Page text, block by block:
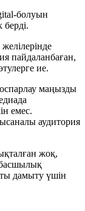
болуын
берді.
пайдаланбаған,
ие.
маңызды
емес.
аудитория
жоқ,
дамыту үшін